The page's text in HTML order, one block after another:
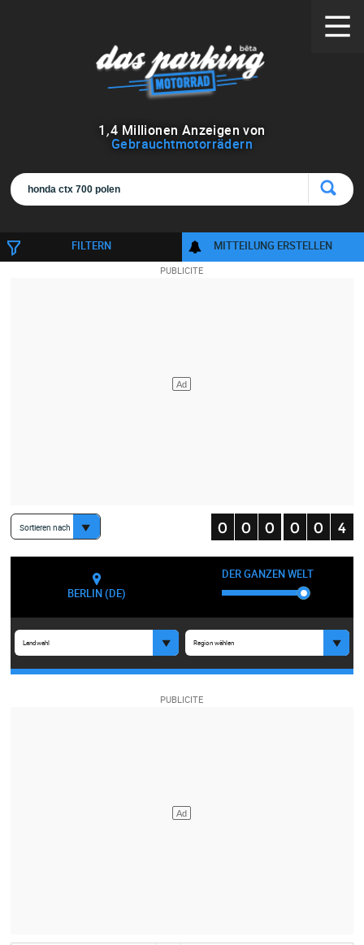
1 ,4 Millionen Anzeigen von
Gebrauchtmotorrädern
FILTERN MITTEILUNG ERSTELLEN
Sortieren nach
BERLIN (DE)
DER GANZEN WELT
Landwahl Region wählen